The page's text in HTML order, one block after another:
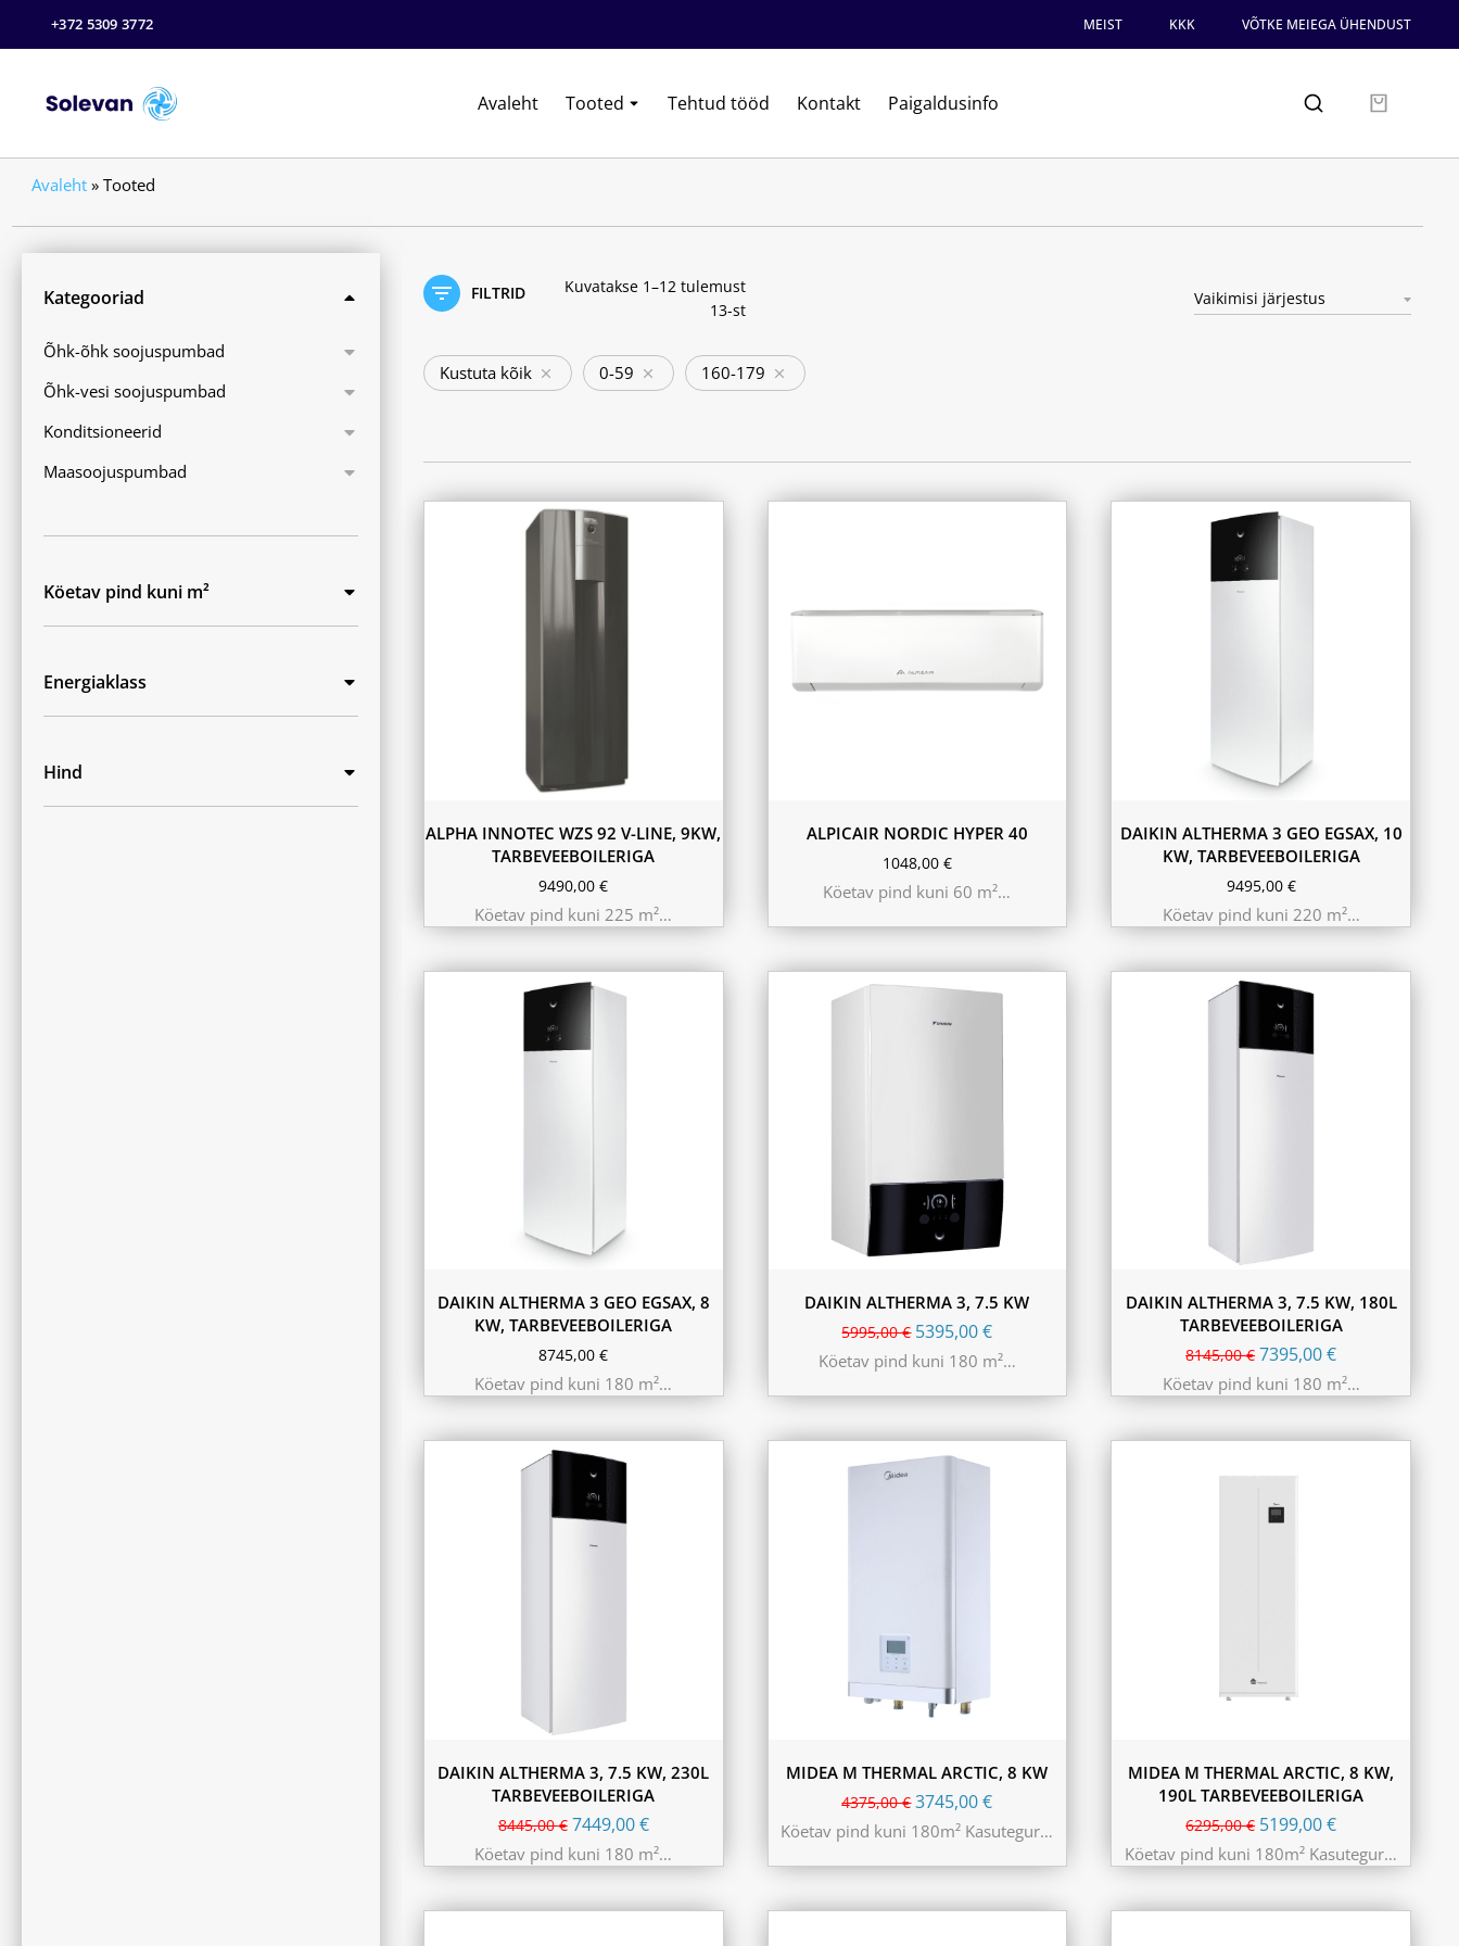
+372 5309 3772 MEIST KKK VÕTKE MEIEGA ÜHENDUST
Avaleht Tooted Tehtud tööd Kontakt Paigaldusinfo
Avaleht » Tooted
Kategooriad
Õhk-õhk soojuspumbad
Õhk-vesi soojuspumbad
Konditsioneerid
Maasoojuspumbad
Köetav pind kuni m²
Energiaklass
Hind
FILTRID
Kuvatakse 1–12 tulemust
13-st
Kustuta kõik 0-59 160-179
ALPHA INNOTEC WZS 92 V-LINE, 9KW,
TARBEVEEBOILERIGA
9490,00€
Köetav pind kuni 225 m²…
ALPICAIR NORDIC HYPER 40
1048,00 €
Köetav pind kuni 60 m²…
DAIKIN ALTHERMA 3 GEO EGSAX, 10
KW, TARBEVEEBOILERIGA
9495,00 €
Köetav pind kuni 220 m²…
DAIKIN ALTHERMA 3 GEO EGSAX, 8
KW, TARBEVEEBOILERIGA
8745,00€
Köetav pind kuni 180 m²…
DAIKIN ALTHERMA 3, 7.5 KW
5995,00€ 5395,00€
Köetav pind kuni 180 m²…
DAIKIN ALTHERMA 3, 7.5 KW, 180L
TARBEVEEBOILERIGA
8145,00€ 7395,00€
Köetav pind kuni 180 m²…
DAIKIN ALTHERMA 3, 7.5 KW, 230L
TARBEVEEBOILERIGA
8445,00€ 7449,00€
Köetav pind kuni 180 m²…
MIDEA M THERMAL ARCTIC, 8 KW
4375,00€ 3745,00€
Köetav pind kuni 180m² Kasutegur…
MIDEA M THERMAL ARCTIC, 8 KW,
190L TARBEVEEBOILERIGA
6295,00€ 5199,00€
Köetav pind kuni 180m² Kasutegur…